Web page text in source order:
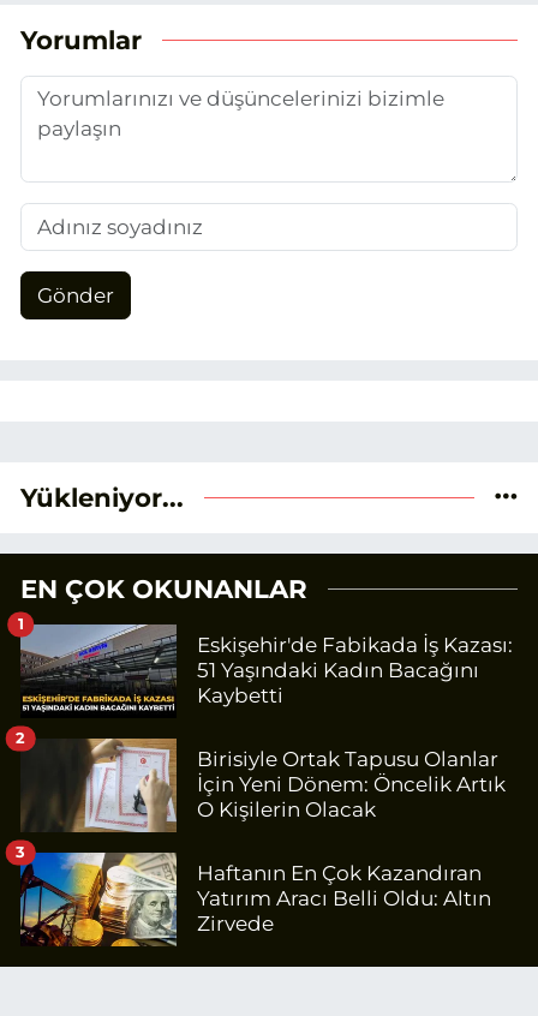
aktarmayı hedefliyorum.
Yorumlar
Gönder
Yükleniyor...
EN ÇOK OKUNANLAR
Eskişehir'de Fabikada İş Kazası:
51 Yaşındaki Kadın Bacağını
Kaybetti
1
Birisiyle Ortak Tapusu Olanlar
İçin Yeni Dönem: Öncelik Artık
O Kişilerin Olacak
2
Haftanın En Çok Kazandıran
Yatırım Aracı Belli Oldu: Altın
Zirvede
3